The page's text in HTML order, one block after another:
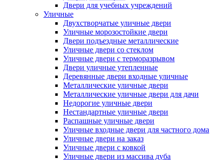
Двери для учебных учреждений
Уличные
Двухстворчатые уличные двери
Уличные морозостойкие двери
Двери подъездные металлические
Уличные двери со стеклом
Уличные двери с терморазрывом
Двери уличные утепленные
Деревянные двери входные уличные
Металлические уличные двери
Металлические уличные двери для дачи
Недорогие уличные двери
Нестандартные уличные двери
Распашные уличные двери
Уличные входные двери для частного дома
Уличные двери на заказ
Уличные двери с ковкой
Уличные двери из массива дуба